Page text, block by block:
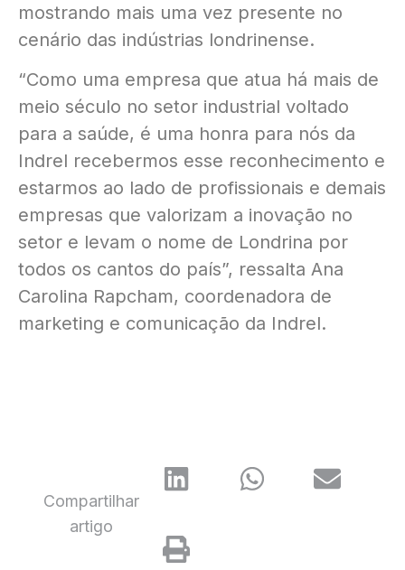
mostrando mais uma vez presente no
cenário das indústrias londrinense.
“Como uma empresa que atua há mais de
meio século no setor industrial voltado
para a saúde, é uma honra para nós da
Indrel recebermos esse reconhecimento e
estarmos ao lado de profissionais e demais
empresas que valorizam a inovação no
setor e levam o nome de Londrina por
todos os cantos do país”, ressalta Ana
Carolina Rapcham, coordenadora de
marketing e comunicação da Indrel.
Compartilhar
artigo